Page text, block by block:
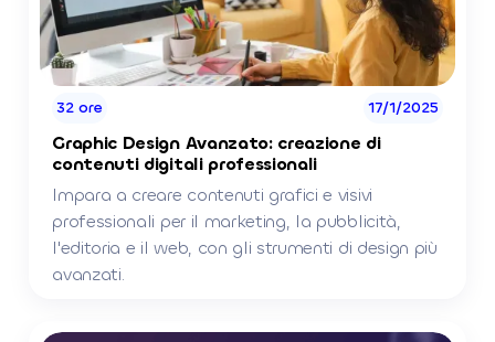
32 ore 17/1/2025
Graphic Design Avanzato: creazione di
contenuti digitali professionali
Impara a creare contenuti grafici e visivi
professionali per il marketing, la pubblicità,
l'editoria e il web, con gli strumenti di design più
avanzati.